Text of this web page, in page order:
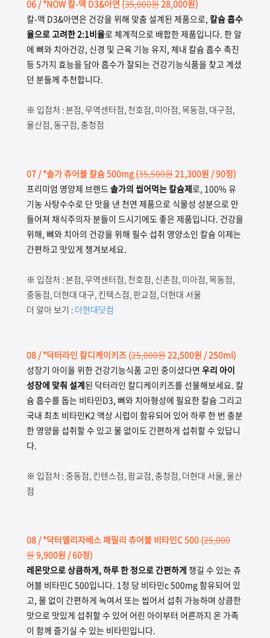
06 / *NOW 칼-맥 D3&아연 (35,000원28,000원)
칼-맥 D3&아연은 건강을 위해 맞춤 설계된 제품으로, 칼슘 흡수
율으로 고려한 2:1비율로 체계적으로 배합한 제품입니다. 한 알
에 뼈와 치아건강, 신경 및 근육 기능 유지, 체내 칼슘 흡수 촉진
등 5가지 효능을 담아 흡수가 잘되는 건강기능식품을 찾고 계셨
던 분들께 추천합니다.
※ 입점처 : 본점, 무역센터점, 천호점, 미아점, 목동점, 대구점,
울산점, 동구점, 충청점
07 / *솔가 츄어블 칼슘 500mg (35,500원21,300원 / 90정)
프리미엄 영양제 브랜드 솔가의 씹어먹는 칼슘제로, 100% 유
기농 사탕수수로 단 맛을 낸 천연 제품으로 식물성 성분으로 만
들어져 채식주의자 분들이 드시기에도 좋은 제품입니다. 건강을
위해, 뼈와 치아의 건강을 위해 필수 섭취 영양소인 칼슘 이제는
간편하고 맛있게 챙겨보세요.
※ 입점처 : 본점, 무역센터점, 천호점, 신촌점, 미아점, 목동점,
중동점, 더현대 대구, 킨텍스점, 판교점, 더현대 서울
더 알아 보기 : 더현대닷컴
08 / *닥터라인 칼디케이키즈 (25,000원22,500원 / 250ml)
성장기 아이을 위한 건강기능식품 고민 중이셨다면 우리 아이
성장에 맞춰 설계된 닥터라인 칼디케이키즈를 선물해보세요. 칼
슘 흡수를 돕는 비타민D3, 뼈와 치아형성에 필요한 칼슘 그리고
국내 최초 비타민K2 액상 시럽이 함유되어 있어 하루 한 번 충분
한 영양을 섭취할 수 있고 물 없이도 간편하게 섭취할 수 있답니
다.
※ 입점처 : 중동점, 킨텐스점, 팜교점, 충청점, 더현대 서울, 울산
점
08 / *닥터엘리자베스 패밀리 츄어블 비타민C 500 (25,000
원9,900원 / 60정)
레몬맛으로 상큼하게, 하루 한 정으로 간편하게 챙길 수 있는 츄
어블 비타민C 500입니다. 1정 당 비타민c 500mg 함유되어 있
고, 물 없이 간편하게 녹여서 또는 씹어서 섭취 가능하며 상큼한
맛으로 맛있게 섭취할 수 있어 어린 아이부터 어른까지 온 가족
이 함께 즐기실 수 있는 비타민입니다.